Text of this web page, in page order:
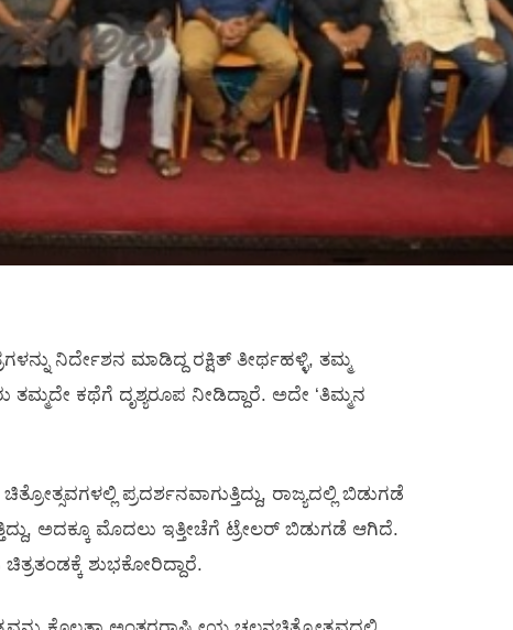
ನಿರ್ದೇಶನ ಮಾಡಿದ್ದ ರಕ್ಷಿತ್‍ ತೀರ್ಥಹಳ್ಳಿ, ತಮ್ಮ
ಕಥೆಗೆ ದೃಶ್ಯರೂಪ ನೀಡಿದ್ದಾರೆ. ಅದೇ ‘ತಿಮ್ಮನ
ಪ್ರದರ್ಶನವಾಗುತ್ತಿದ್ದು, ರಾಜ್ಯದಲ್ಲಿ ಬಿಡುಗಡೆ
ಅದಕ್ಕೂ ಮೊದಲು ಇತ್ತೀಚೆಗೆ ಟ್ರೇಲರ್‍ ಬಿಡುಗಡೆ ಆಗಿದೆ.
ಶುಭಕೋರಿದ್ದಾರೆ.